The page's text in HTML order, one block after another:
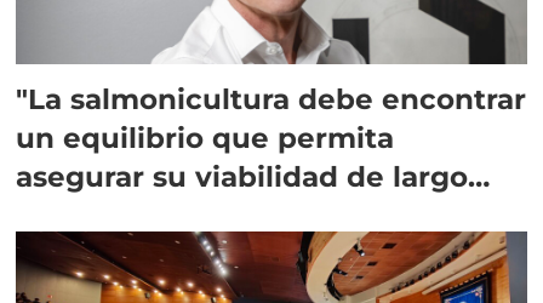
"La salmonicultura debe encontrar
un equilibrio que permita
asegurar su viabilidad de largo